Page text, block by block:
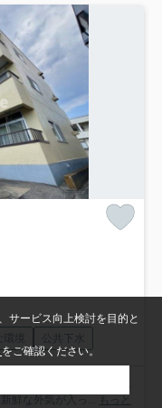
境 公共下水
◎畳部屋をあまり使われ
鮮な外気が入っ...
もっと
サービス向上検討を目的と
をご確認ください。